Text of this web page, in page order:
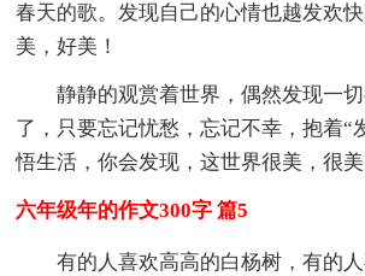
春天的歌。发现自己的心情也越发欢
美，好美！
静静的观赏着世界，偶然发现一
了，只要忘记忧愁，忘记不幸，抱着“
悟生活，你会发现，这世界很美，很
六年级年的作文300字 篇5
有的人喜欢高高的白杨树，有的